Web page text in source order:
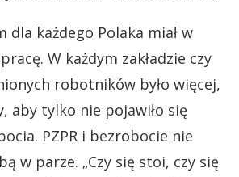
dla każdego Polaka miał w
W każdym zakładzie czy
robotników było więcej,
aby tylko nie pojawiło się
PZPR i bezrobocie nie
w parze. „Czy się stoi, czy się